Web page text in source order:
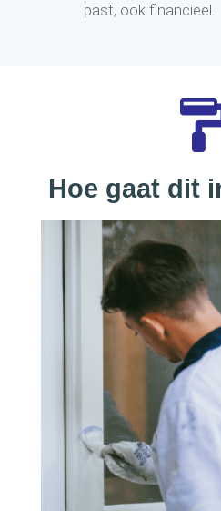
past, ook financieel.
Hoe gaat dit